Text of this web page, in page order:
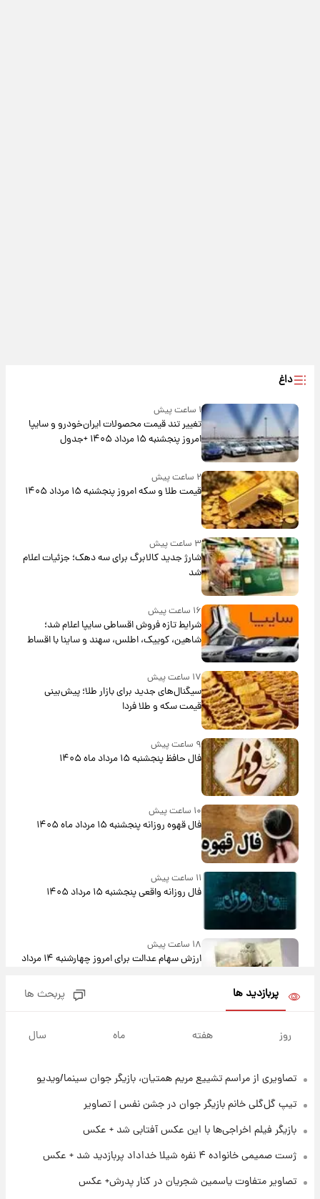
داغ
۱ ساعت پیش
تغییر تند قیمت محصولات ایران‌خودرو و سایپا
امروز پنجشنبه ۱۵ مرداد ۱۴۰۵ +جدول
۲ ساعت پیش
قیمت طلا و سکه امروز پنجشنبه ۱۵ مرداد ۱۴۰۵
۳ ساعت پیش
شارژ جدید کالابرگ برای سه دهک؛ جزئیات اعلام
شد
۱۶ ساعت پیش
شرایط تازه فروش اقساطی سایپا اعلام شد؛
شاهین، کوییک، اطلس، سهند و ساینا با اقساط
بلندمدت + جدول
۱۷ ساعت پیش
سیگنال‌های جدید برای بازار طلا؛ پیش‌بینی
قیمت سکه و طلا فردا
۹ ساعت پیش
فال حافظ پنجشنبه ۱۵ مرداد ماه ۱۴۰۵
۱۰ ساعت پیش
فال قهوه روزانه پنجشنبه ۱۵ مرداد ماه ۱۴۰۵
۱۱ ساعت پیش
فال روزانه واقعی پنجشنبه ۱۵ مرداد ۱۴۰۵
۱۸ ساعت پیش
ارزش سهام عدالت برای امروز چهارشنبه ۱۴ مرداد
نام خودرو، مبلغ پیش پرداخت و زمان تحویل |
۲۳ ساعت پیش
کار استقلال و رامین رضاییان رسما تمام شد +
عکس / خداحافظی صمیمانه آبی ها با رامین!
پربازدید ها پربحث ها
روز هفته ماه سال
تصاویری از مراسم تشییع مریم همتیان، بازیگر جوان سینما/ویدیو
تیپ گل‌گلی خانم بازیگر جوان در جشن نفس | تصاویر
بازیگر فیلم اخراجی‌ها با این عکس آفتابی شد + عکس
ژست صمیمی خانواده ۴ نفره شیلا خداداد پربازدید شد + عکس
تصاویر متفاوت یاسمین شجریان در کنار پدرش+ عکس